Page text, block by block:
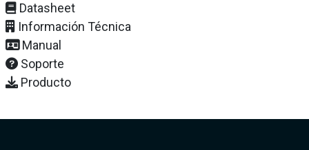
Datasheet
Información Técnica
Manual
Soporte
Producto